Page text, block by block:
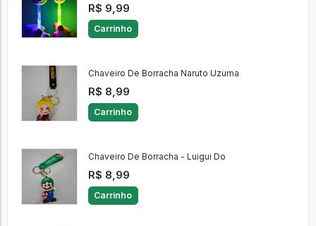
R$ 9,99
Carrinho
Chaveiro De Borracha Naruto Uzuma
R$ 8,99
Carrinho
Chaveiro De Borracha - Luigui Do
R$ 8,99
Carrinho